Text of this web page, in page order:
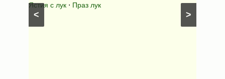
>
<
Ястия с лук ⋅ Праз лук